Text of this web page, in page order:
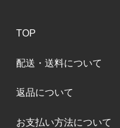
TOP
配送・送料について
返品について
お支払い方法について